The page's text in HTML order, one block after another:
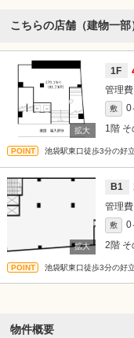
こちらの店舗（建物一
1F
敷 0
1階 そ
池袋駅東口徒歩3分の好
B1
敷 0
2階 そ
池袋駅東口徒歩3分の好
物件概要